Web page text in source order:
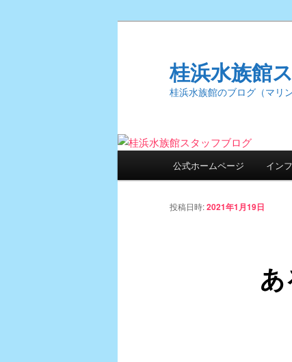
桂浜水族館
桂浜水族館のブログ（マリ
メ
イ
公式ホームページ イン
投稿日時:2021年1月19日